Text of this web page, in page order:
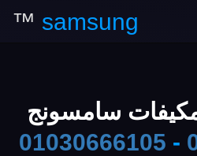
samsung
™
سامسونج
-
01030666105